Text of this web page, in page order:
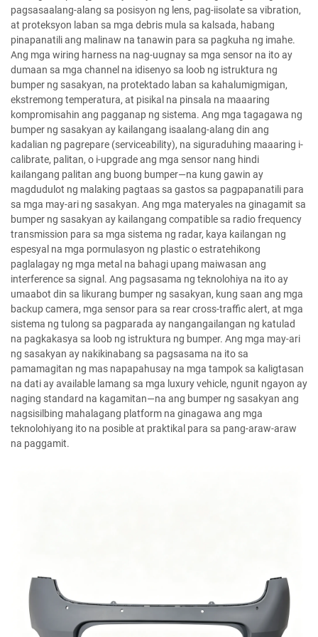
pagsasaalang-alang sa posisyon ng lens, pag-iisolate sa vibration,
at proteksyon laban sa mga debris mula sa kalsada, habang
pinapanatili ang malinaw na tanawin para sa pagkuha ng imahe.
Ang mga wiring harness na nag-uugnay sa mga sensor na ito ay
dumaan sa mga channel na idisenyo sa loob ng istruktura ng
bumper ng sasakyan, na protektado laban sa kahalumigmigan,
ekstremong temperatura, at pisikal na pinsala na maaaring
kompromisahin ang pagganap ng sistema. Ang mga tagagawa ng
bumper ng sasakyan ay kailangang isaalang-alang din ang
kadalian ng pagrepare (serviceability), na siguraduhing maaaring i-
calibrate, palitan, o i-upgrade ang mga sensor nang hindi
kailangang palitan ang buong bumper—na kung gawin ay
magdudulot ng malaking pagtaas sa gastos sa pagpapanatili para
sa mga may-ari ng sasakyan. Ang mga materyales na ginagamit sa
bumper ng sasakyan ay kailangang compatible sa radio frequency
transmission para sa mga sistema ng radar, kaya kailangan ng
espesyal na mga pormulasyon ng plastic o estratehikong
paglalagay ng mga metal na bahagi upang maiwasan ang
interference sa signal. Ang pagsasama ng teknolohiya na ito ay
umaabot din sa likurang bumper ng sasakyan, kung saan ang mga
backup camera, mga sensor para sa rear cross-traffic alert, at mga
sistema ng tulong sa pagparada ay nangangailangan ng katulad
na pagkakasya sa loob ng istruktura ng bumper. Ang mga may-ari
ng sasakyan ay nakikinabang sa pagsasama na ito sa
pamamagitan ng mas napapahusay na mga tampok sa kaligtasan
na dati ay available lamang sa mga luxury vehicle, ngunit ngayon ay
naging standard na kagamitan—na ang bumper ng sasakyan ang
nagsisilbing mahalagang platform na ginagawa ang mga
teknolohiyang ito na posible at praktikal para sa pang-araw-araw
na paggamit.